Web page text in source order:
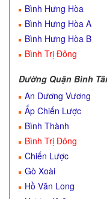
Bình Hưng Hòa
Bình Hưng Hòa A
Bình Hưng Hòa B
Bình Trị Đông
Đường Quận Bình
An Dương Vương
Ấp Chiến Lược
Bình Thành
Bình Trị Đông
Chiến Lược
Gò Xoài
Hồ Văn Long